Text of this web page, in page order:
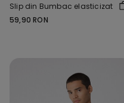
Slip din Bumbac elasticizat
59,90 RON